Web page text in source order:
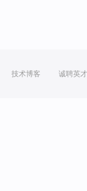
技术博客 诚聘英才